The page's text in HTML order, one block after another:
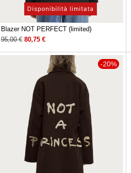
Disponibilità limitata
Blazer NOT PERFECT (limited)
95,00€ 80,75 €
-20%